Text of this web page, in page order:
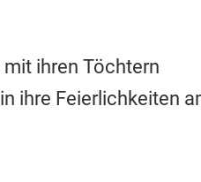
ihren Töchtern
ihre Feierlichkeiten